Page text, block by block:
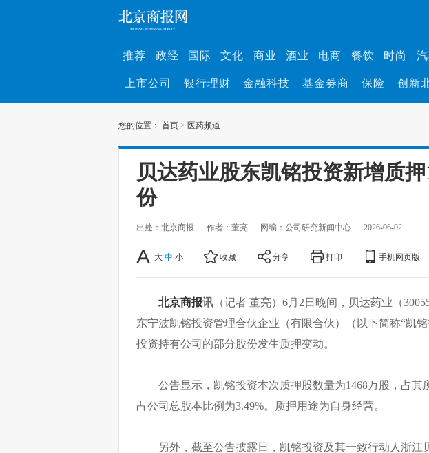
推荐 政经 国际 文化 商业 酒业 电商 餐饮 时尚
上市公司 银行理财 金融科技 基金券商 保险 创新
您的位置： 首页 > 医药频道
贝达药业股东凯铭投资新增质
份
出处：北京商报 作者：董亮 网编：公司研究新闻中心 2026-06-02
大 中 小 收藏 分享 打印 手机网页版
北京商报讯 （记者 董亮）6月2日晚间，贝达药业（
东宁波凯铭投资管理合伙企业（有限合伙）（以下简称“凯
投资持有公司的部分股份发生质押变动。
公告显示，凯铭投资本次质押股数量为1468万股，占其
占公司总股本比例为3.49%。质押用途为自身经营。
另外，截至公告披露日，凯铭投资及其一致行动人浙江